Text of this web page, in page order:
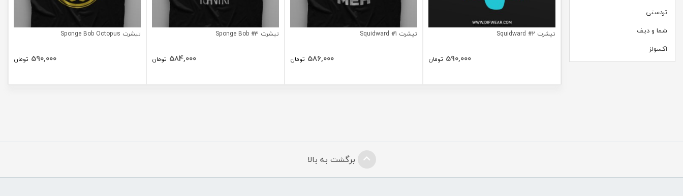
تردستی
شما و دیف
اکسولز
تیشرت Squidward #2
590,000 تومان
تیشرت Squidward #1
586,000 تومان
تیشرت Sponge Bob #3
584,000 تومان
تیشرت Sponge Bob Octopus
590,000 تومان
برگشت به بالا